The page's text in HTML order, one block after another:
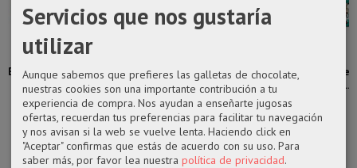
Funko pop 463
Bo-Katan Kryze
Star...
17,99 €
1112 Polka-Dot
Man ...
14,50 €
MOBIUS-
MARVEL (LOKI)
14,50 €
1008 Infinite
Deku con Eri...
17,99 €
Servicios que nos gustaría
utilizar
Aunque sabemos que prefieres las galletas de chocolate,
nuestras cookies son una importante contribución a tu
experiencia de compra. Nos ayudan a enseñarte jugosas
ofertas, recuerdan tus preferencias para facilitar tu navegación
y nos avisan si la web se vuelve lenta. Haciendo click en
"Aceptar" confirmas que estás de acuerdo con su uso. Para
saber más, por favor lea nuestra política de privacidad.